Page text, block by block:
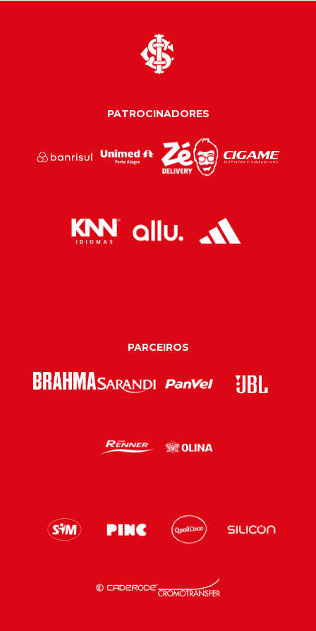
PATROCINADORES
PARCEIROS